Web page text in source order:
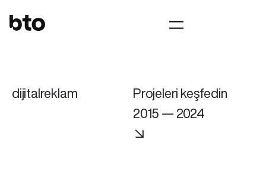
dijitalreklam
Projeleri keşfedin
2015 — 2024
↘